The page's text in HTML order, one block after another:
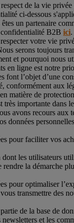
de la vie
ci-dessous
un partenaire
B2B ici.
votre vie
serons toujours
et pourquoi nous
en ligne est notre
font l’objet d’une
conformément aux
matière de
très importante dans
avons recours aux
données
pour faciliter vos
les utilisateurs
rendre la démarche
pour optimaliser
transmettre des
de la base de
et les